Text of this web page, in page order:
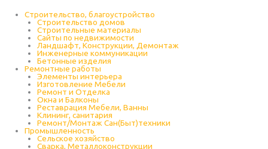
Строительство, благоустройство
Строительство домов
Строительные материалы
Сайты по недвижимости
Ландшафт, Конструкции, Демонтаж
Инженерные коммуникации
Бетонные изделия
Ремонтные работы
Элементы интерьера
Изготовление Мебели
Ремонт и Отделка
Окна и Балконы
Реставрация Мебели, Ванны
Клининг, санитария
Ремонт/Монтаж Сан(Быт)техники
Промышленность
Cельское хозяйство
Сварка, Металлоконструкции